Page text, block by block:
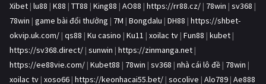
Xibet | lu88 | K88 | TT88 | King88 | AO88 | https://rr88.cz/ | 78win | sv368 |
78win | game bài đổi thưởng | 7M | Bongdalu | DH88 | https://shbet-
okvip.uk.com/ | qs88 | Ku casino | Ku11 | xoilac tv | Fun88 | kubet |
https://sv368.direct/ | sunwin | https://zinmanga.net |
https://ee88vie.com/ | Kubet88 | 78win | sv368 | nhà cái lô đề | 78win |
xoilac tv | xoso66 | https://keonhacai55.bet/ | socolive | Alo789 | Ae888